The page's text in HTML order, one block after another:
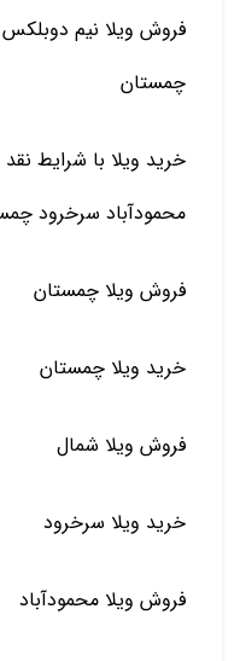
فروش ویلا نیم دوبلکس
چمستان
خرید ویلا با شرایط
محمودآباد سرخرود
فروش ویلا چمستان
خرید ویلا چمستان
فروش ویلا شمال
خرید ویلا سرخرود
فروش ویلا محمودآباد